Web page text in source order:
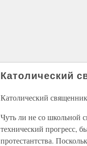
Католический
Католический священник
Чуть ли не со школьной
технический прогресс,
протестантства.